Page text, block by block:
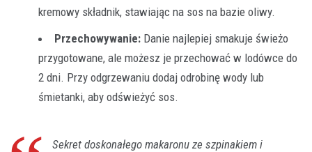
kremowy składnik, stawiając na sos na bazie oliwy.
Przechowywanie: Danie najlepiej smakuje świeżo
przygotowane, ale możesz je przechować w lodówce do
2 dni. Przy odgrzewaniu dodaj odrobinę wody lub
śmietanki, aby odświeżyć sos.
Sekret doskonałego makaronu ze szpinakiem i